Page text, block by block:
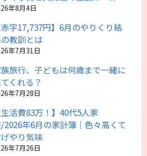
年8月4日
赤字17,737円】6月のやりくり結
教訓とは
年7月31日
旅行、子どもは何歳まで一緒に
くれる？
年7月28日
生活費83万！】40代5人家
2026年6月の家計簿｜色々高くて
やり気味
年7月26日